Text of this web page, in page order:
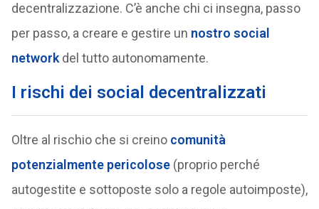
decentralizzazione. C’è anche chi ci insegna, passo
per passo, a creare e gestire un nostro social
networkdel tutto autonomamente.
I rischi dei social decentralizzati
Oltre al rischio che si creino comunità
potenzialmente pericolose(proprio perché
autogestite e sottoposte solo a regole autoimposte),